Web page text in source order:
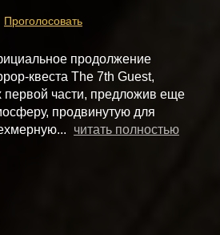
Проголосовать
продолжение
квеста The 7th Guest,
первой части, предложив еще
продвинутую для
читать полностью